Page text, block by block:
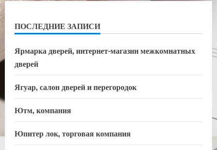
ПОСЛЕДНИЕ ЗАПИСИ
Ярмарка дверей, интернет-магазин межкомнатных
дверей
Ягуар, салон дверей и перегородок
Ютм, компания
Юпитер лок, торговая компания